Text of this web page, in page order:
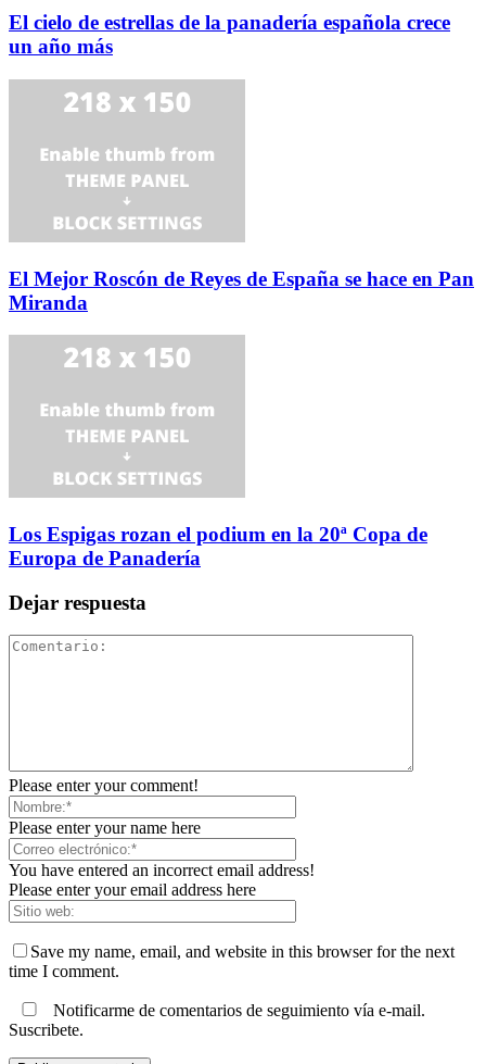
El cielo de estrellas de la panadería española crece
un año más
El Mejor Roscón de Reyes de España se hace en Pan
Miranda
Los Espigas rozan el podium en la 20ª Copa de
Europa de Panadería
Dejar respuesta
Please enter your comment!
Please enter your name here
You have entered an incorrect email address!
Please enter your email address here
Save my name, email, and website in this browser for the next
time I comment.
Notificarme de comentarios de seguimiento vía e-mail.
Suscribete.